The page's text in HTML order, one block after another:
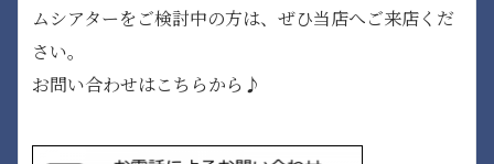
ムシアターをご検討中の方は、ぜひ当店へご来店くだ
さい。
お問い合わせはこちらから♪